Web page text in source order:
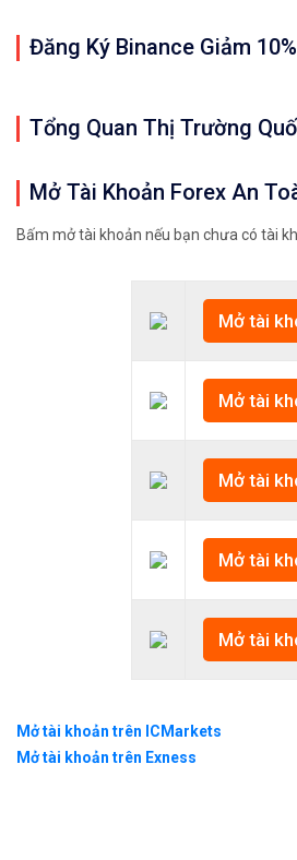
Đăng Ký Binance Giảm
Tổng Quan Thị Trường
Mở Tài Khoản Forex An
Bấm mở tài khoản nếu bạn chưa có tài
Mở tài
Mở tài
Mở tài
Mở tài
Mở tài
Mở tài khoản trên ICMarkets
Mở tài khoản trên Exness